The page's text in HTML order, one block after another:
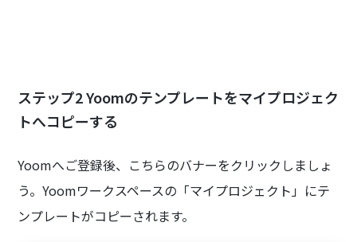
ステップ2 Yoomのテンプレートをマイプロジェク
トへコピーする
Yoomへご登録後、こちらのバナーをクリックしましょ
う。Yoomワークスペースの「マイプロジェクト」にテ
ンプレートがコピーされます。